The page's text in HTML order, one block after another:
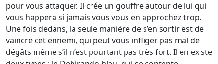
pour vous attaquer. Il crée un gouffre autour de lui qui
vous happera si jamais vous vous en approchez trop.
Une fois dedans, la seule manière de s’en sortir est de
vaincre cet ennemi, qui peut vous infliger pas mal de
dégâts même s’il n’est pourtant pas très fort. Il en existe